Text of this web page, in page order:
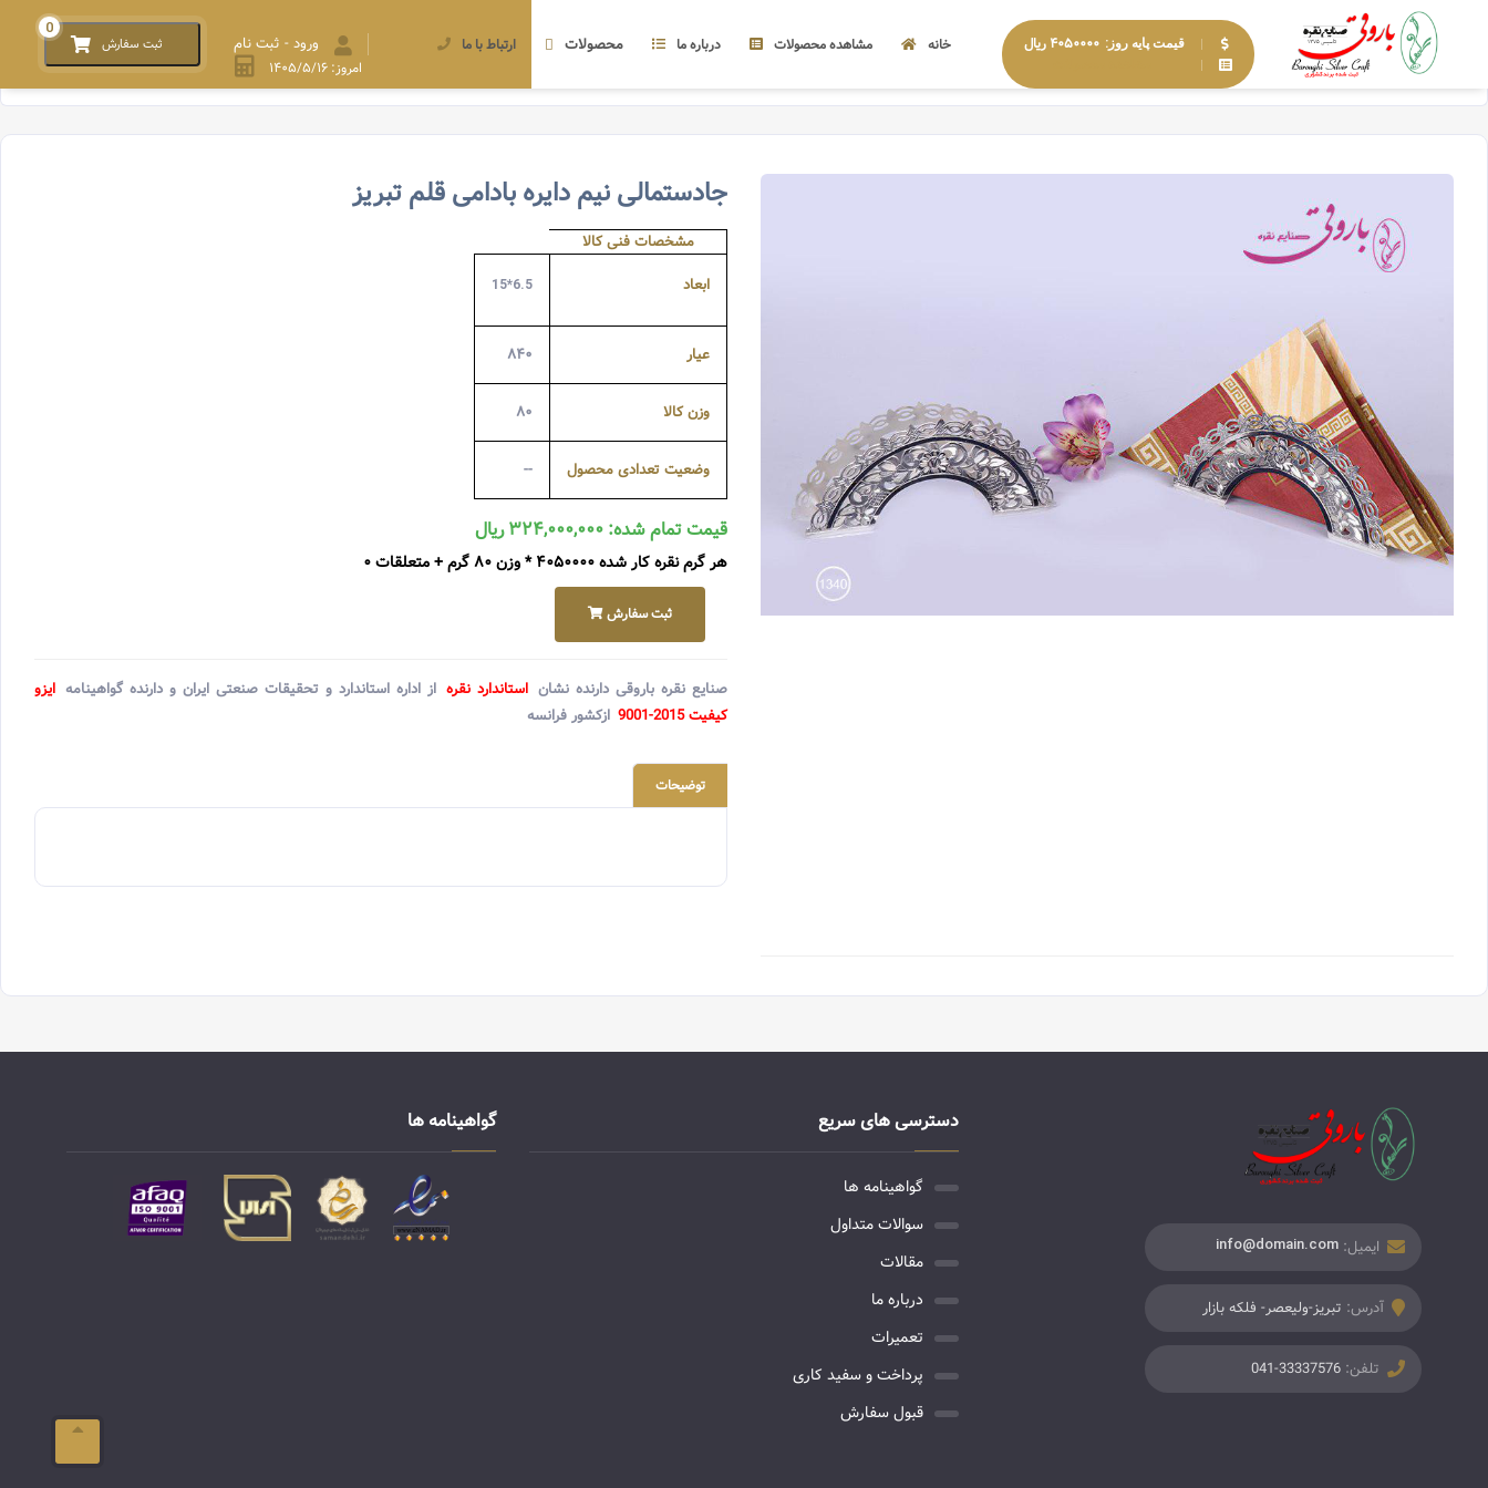
قیمت پایه روز: ۴۰۵۰۰۰۰ ریال
خانه مشاهده محصولات درباره ما محصولات ارتباط با ما ثبت سفارش
0
ورود - ثبت نام
امروز: ۱۴۰۵/۵/۱۶
جادستمالی نیم دایره بادامی قلم تبریز
مشخصات فنی کالا
ابعاد
6.5*15
عیار ۸۴۰
وزن کالا ۸۰
وضعیت تعدادی محصول --
قیمت تمام شده: ۳۲۴,۰۰۰,۰۰۰ ریال
هر گرم نقره کار شده ۴۰۵۰۰۰۰ * وزن ۸۰ گرم + متعلقات ۰
ثبت سفارش
صنایع نقره باروقی دارنده نشان استاندارد نقره از اداره استاندارد و تحقیقات صنعتی ایران و دارنده گواهینامه ایزو
کیفیت 2015-9001
ازکشور فرانسه
توضیحات
ایمیل: info@domain.com
آدرس: تبریز-ولیعصر- فلکه بازار
تلفن: 041-33337576
دسترسی های سریع
گواهینامه ها
سوالات متداول
مقالات
درباره ما
تعمیرات
پرداخت و سفید کاری
قبول سفارش
گواهینامه ها